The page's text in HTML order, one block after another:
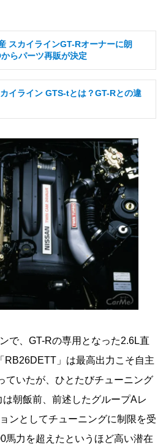
スカイラインGT-Rオーナーに朗
らパーツ再販が決定
イライン GTS-tとは？GT-Rとの違
で、GT-Rの専用となった2.6L直
RB26DETT」は最高出力こそ自主
ていたが、ひとたびチューニング
朝飯前、前述したグループAレ
ンとしてチューニングに制限を受
馬力を超えたというほど高い潜在